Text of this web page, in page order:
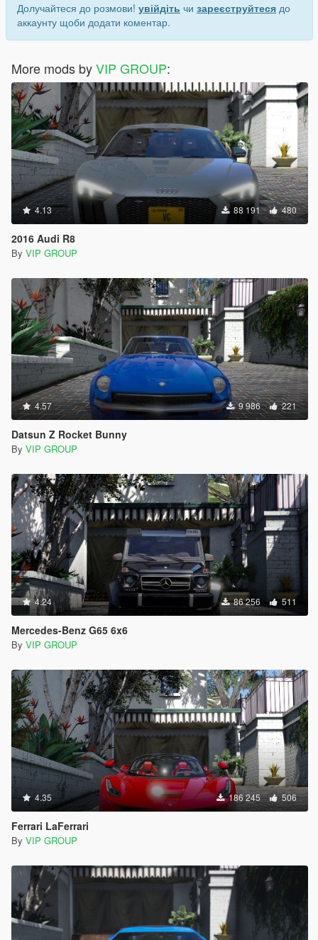
Долучайтеся до розмови! увійдіть чи зареєструйтеся до
аккаунту щоби додати коментар.
More mods byVIP GROUP:
4.13 88 191 480
2016 Audi R8
By VIP GROUP
4.57 9 986 221
Datsun Z Rocket Bunny
By VIP GROUP
4.24 86 256 511
Mercedes-Benz G65 6x6
By VIP GROUP
4.35 186 245 506
Ferrari LaFerrari
By VIP GROUP